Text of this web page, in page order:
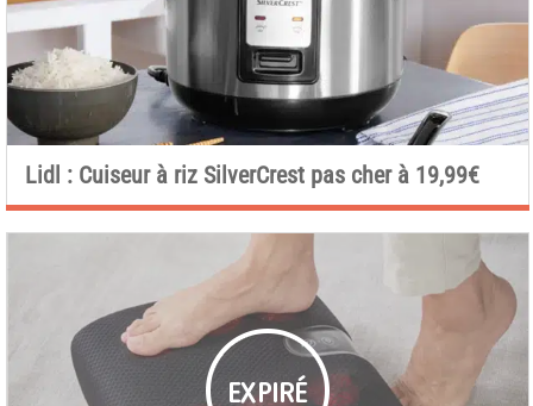
Lidl : Cuiseur à riz SilverCrest pas cher à 19,99€